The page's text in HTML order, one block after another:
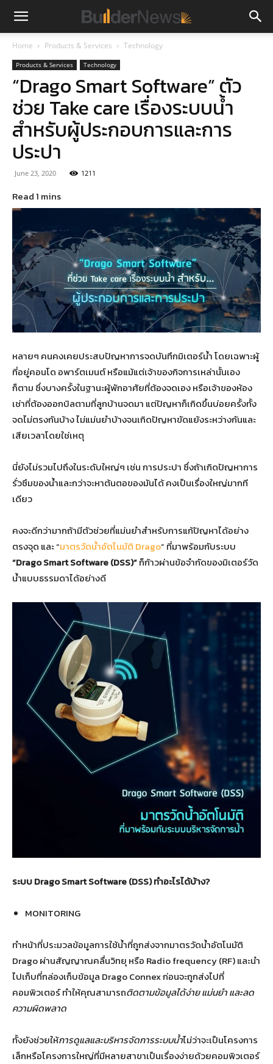
Home Products & Services Technology
Products & Services Technology
“Drago Smart Software” ตัว
ช่วย Take care เรื่องระบบน้ำ
สำหรับผู้ประกอบการและการ
ประปา
June 23, 2020 1211
หลายๆ คนคงเคยประสบปัญหาการจดบันทึกมิเตอร์น้ำ โดยเฉพาะผู้
ที่อยู่คอนโด อพาร์ตเมนต์ หรือแม้แต่เจ้าของกิจการเหล่านั้นเอง
ก็ตาม ซึ่งบางครั้งในฐานะผู้พักอาศัยที่ต้องจดเอง หรือเจ้าของห้อง
เช่าที่ต้องออกบิลตามที่ลูกบ้านจดมา แต่ปัญหาก็เกิดขึ้นบ่อยครั้งทั้ง
จดไม่ตรงกันบ้าง ไม่แม่นยำบ้างจนเกิดปัญหาขัดแย้งระหว่างกันและ
เสียเวลาโดยใช่เหตุ
นี่ยังไม่รวมไปถึงในระดับใหญ่ๆ เช่น การประปา ซึ่งถ้าเกิดปัญหาการ
รั่วซึมของน้ำและกว่าจะหาต้นตอของมันได้ คงเป็นเรื่องใหญ่มากที
เดียว
คงจะดีกว่ามากถ้ามีตัวช่วยที่แม่นยำสำหรับการแก้ปัญหาได้อย่าง
ตรงจุด และ “มาตรวัดน้ำอัตโนมัติ Drago” ที่มาพร้อมกับระบบ
“Drago Smart Software (DSS)”ก็ก้าวผ่านข้อจำกัดของมิเตอร์วัด
น้ำแบบธรรมดาได้อย่างดี
ระบบDrago Smart Software (DSS)ทำอะไรได้บ้าง?
MONITORING
ทําหน้าที่ประมวลข้อมูลการใช้นํ้าที่ถูกส่งจากมาตรวัดนํ้าอัตโนมัติ
Drago ผ่านสัญญาณคลื่นวิทยุ หรือ Radio frequency (RF) และนํา
ไปเก็บที่กล่องเก็บข้อมูล Drago Connex ก่อนจะถูกส่งไปที่
คอมพิวเตอร์ ทําให้คุณสามารถติดตามข้อมูลได้ง่าย แม่นยํา และลด
ความผิดพลาด
ทั้งยังช่วยให้การดูแลและบริหารจัดการระบบน้ำไม่ว่าจะเป็นโครงการ
เล็กหรือโครงการใหญ่ที่มีหลายสาขาเป็นเรื่องง่ายด้วยคอมพิวเตอร์